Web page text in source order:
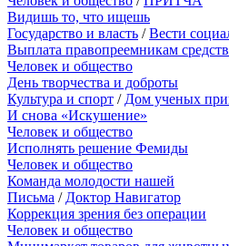
Видишь то, что ищешь
Государство и власть /Вести
Выплата правопреемникам
Человек и общество
День творчества и доброты
Культура и спорт / Дом ученых
И снова «Искушение»
Человек и общество
Исполнять решение Фемиды
Человек и общество
Команда молодости нашей
Письма / Доктор Навигатор
Коррекция зрения без операции
Человек и общество